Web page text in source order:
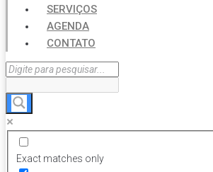
SERVIÇOS
AGENDA
CONTATO
Exact matches only